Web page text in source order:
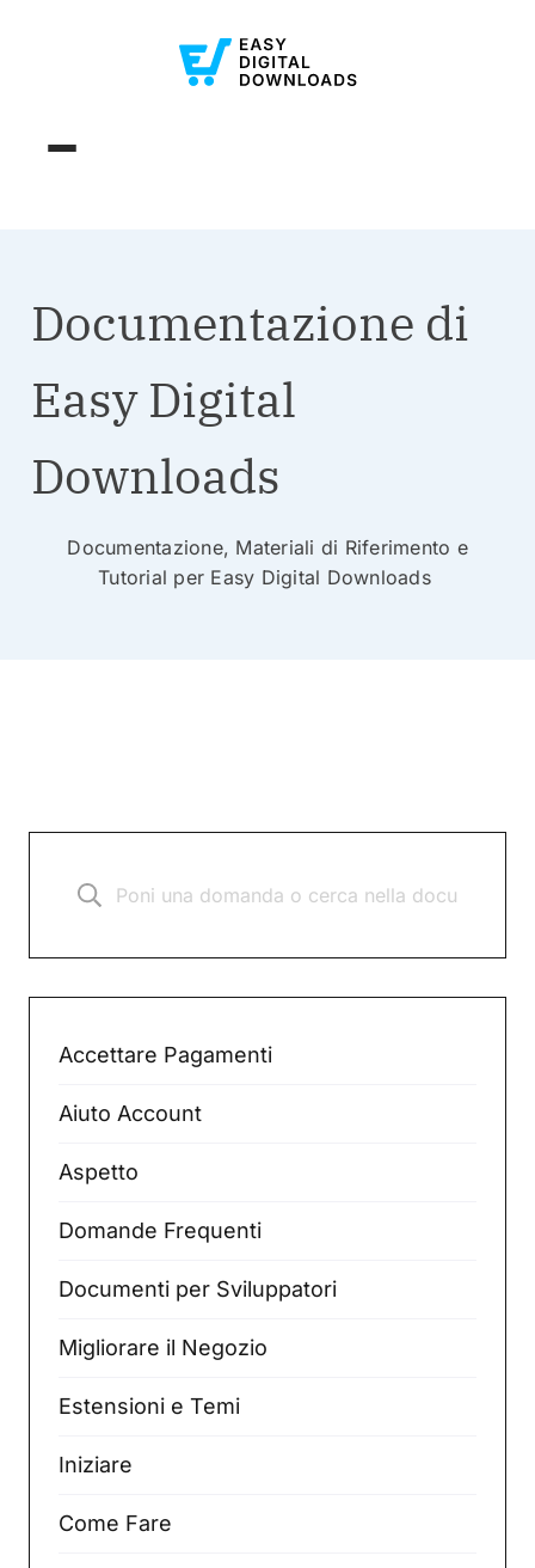
Documentazione di
Easy Digital
Downloads
Documentazione, Materiali di Riferimento e
Tutorial per Easy Digital Downloads
Accettare Pagamenti
Aiuto Account
Aspetto
Domande Frequenti
Documenti per Sviluppatori
Migliorare il Negozio
Estensioni e Temi
Iniziare
Come Fare